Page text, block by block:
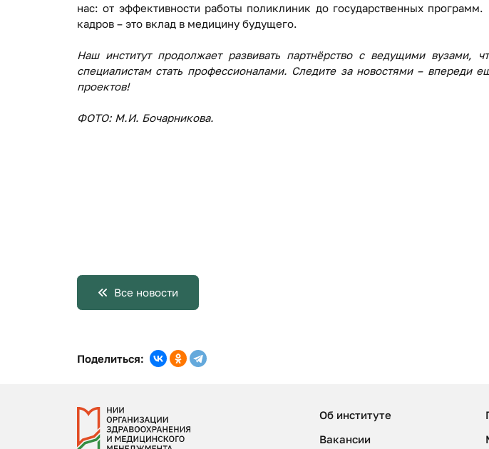
нас: от эффективности работы поликлиник до государственных программ.
кадров – это вклад в медицину будущего.
Наш институт продолжает развивать партнёрство с ведущими вузами,
специалистам стать профессионалами. Следите за новостями – впереди
проектов!
ФОТО: М.И. Бочарникова.
Все новости
Поделиться:
Об институте
Вакансии